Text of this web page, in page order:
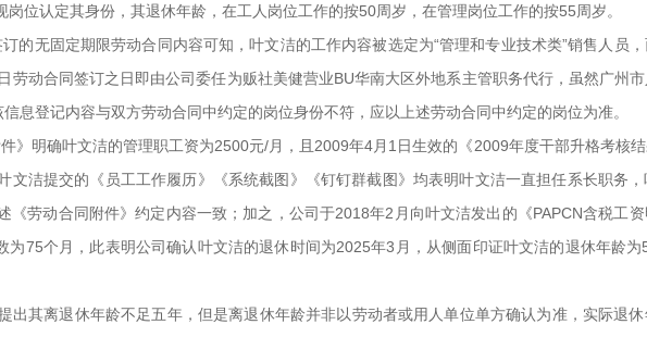
位认定其身份，其退休年龄，在工人岗位工作的按50周岁，在管理岗位工作的按55周岁。
的无固定期限劳动合同内容可知，叶文洁的工作内容被选定为“管理和专业技术类”销售人员
劳动合同签订之日即由公司委任为贩社美健营业BU华南大区外地系主管职务代行，虽然广州
息登记内容与双方劳动合同中约定的岗位身份不符，应以上述劳动合同中约定的岗位为准。
》明确叶文洁的管理职工资为2500元/月，且2009年4月1日生效的《2009年度干部升格考核
文洁提交的《员工工作履历》《系统截图》《钉钉群截图》均表明叶文洁一直担任系长职务
《劳动合同附件》约定内容一致；加之，公司于2018年2月向叶文洁发出的《PAPCN含税工
75个月，此表明公司确认叶文洁的退休时间为2025年3月，从侧面印证叶文洁的退休年龄
出其离退休年龄不足五年，但是离退休年龄并非以劳动者或用人单位单方确认为准，实际退